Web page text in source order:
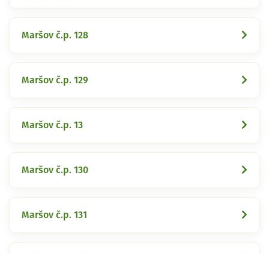
Maršov č.p. 128
Maršov č.p. 129
Maršov č.p. 13
Maršov č.p. 130
Maršov č.p. 131